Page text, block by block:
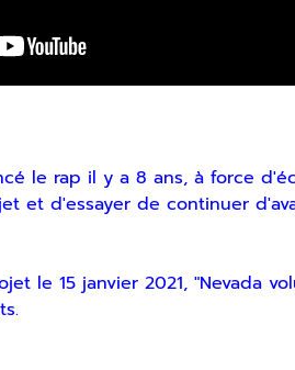
le rap il y a 8 ans, à force
et d'essayer de continuer
le 15 janvier 2021, "Nevada